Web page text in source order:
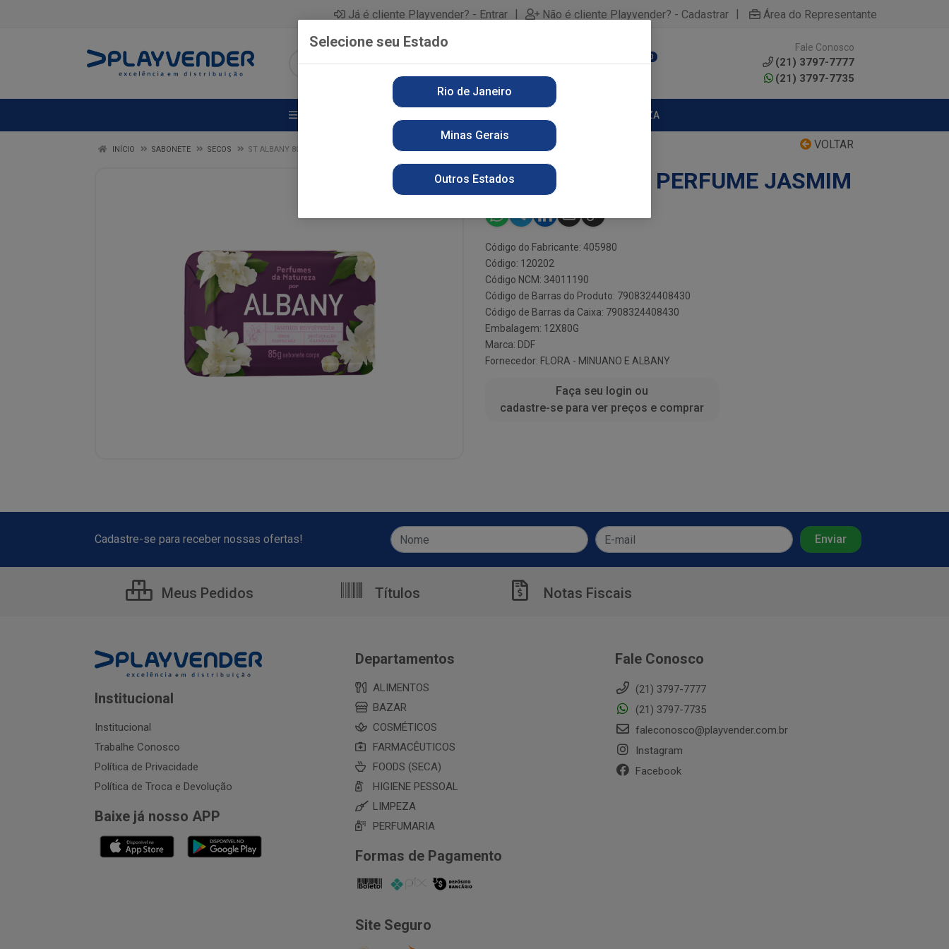
Já é cliente Playvender? - Entrar | Não é cliente Playvender? - Cadastrar | Área do Representante
0
Fale Conosco
(21) 3797-7777
(21) 3797-7735
LIMPEZA
VOLTAR
INÍCIO SABONETE SECOS ST ALBANY 80G PERFUME JASMIM
ST ALBANY 80G PERFUME JASMIM
Código do Fabricante: 405980
Código: 120202
Código NCM: 34011190
Código de Barras do Produto: 7908324408430
Código de Barras da Caixa: 7908324408430
Embalagem: 12X80G
Marca: DDF
Fornecedor: FLORA - MINUANO E ALBANY
Faça seu login ou
cadastre-se para ver preços e comprar
Cadastre-se para receber nossas ofertas!
Meus Pedidos Títulos Notas Fiscais
Institucional
Institucional
Trabalhe Conosco
Política de Privacidade
Política de Troca e Devolução
Baixe já nosso APP
Departamentos
ALIMENTOS
BAZAR
COSMÉTICOS
FARMACÊUTICOS
FOODS (SECA)
HIGIENE PESSOAL
LIMPEZA
PERFUMARIA
Formas de Pagamento
Site Seguro
Fale Conosco
(21) 3797-7777
(21) 3797-7735
faleconosco@playvender.com.br
Instagram
Facebook
Selecione seu Estado
Rio de Janeiro
Minas Gerais
Outros Estados